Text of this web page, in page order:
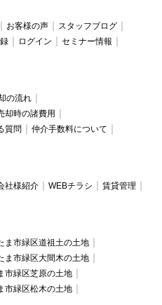
お客様の声
スタッフブログ
ログイン
セミナー情報
の流れ
却時の諸費用
質問
仲介手数料について
社様紹介 WEBチラシ
賃貸管理
ま市緑区道祖土の土地
ま市緑区大間木の土地
市緑区芝原の土地
市緑区松木の土地